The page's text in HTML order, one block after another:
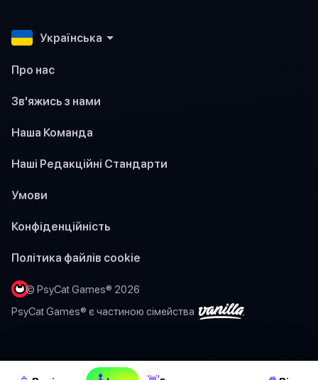
Українська
Про нас
Зв'яжись з нами
Наша Команда
Наші Редакційні Стандарти
Умови
Конфіденційність
Політика файлів cookie
© PsyCat Games® 2026
PsyCat Games® є частиною сімейства